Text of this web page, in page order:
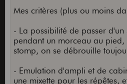
Mes critères (plus ou moins
- La possibilité de passer d'un
pendant un morceau au
stomp, on se débrouille
- Emulation d'ampli et de
une mixette pour les répêtes,